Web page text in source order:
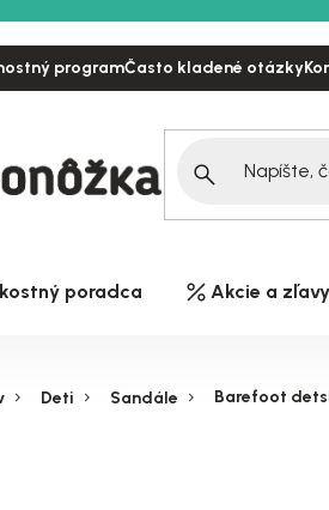
programČasto kladené otázky
poradca Akcie a zľavy
Deti Sandále Barefoot